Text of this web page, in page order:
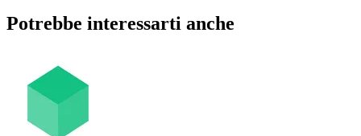
Potrebbe interessarti anche